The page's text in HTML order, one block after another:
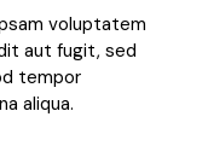
voluptatem
aut fugit, sed
tempor
aliqua.